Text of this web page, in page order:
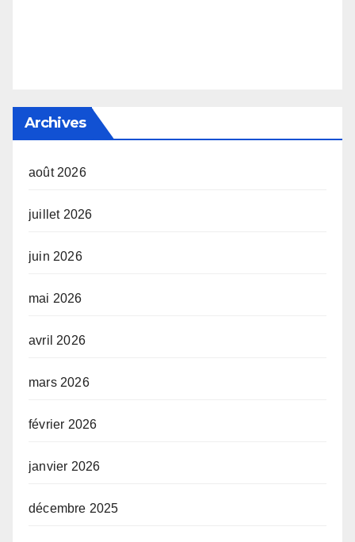
Archives
août 2026
juillet 2026
juin 2026
mai 2026
avril 2026
mars 2026
février 2026
janvier 2026
décembre 2025